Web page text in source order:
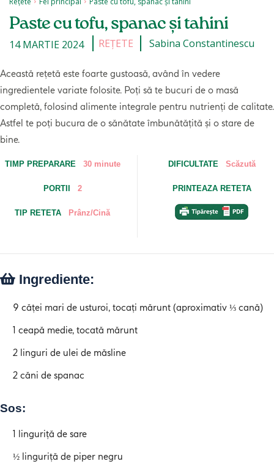
Paste cu tofu, spanac și tahini
14 MARTIE 2024 REȚETE Sabina Constantinescu
Această rețetă este foarte gustoasă, având în vedere
ingredientele variate folosite. Poți să te bucuri de o masă
completă, folosind alimente integrale pentru nutrienți de calitate.
Astfel te poți bucura de o sănătate îmbunătățită și o stare de
bine.
TIMP PREPARARE 30 minute
PORTII 2
TIP RETETA Prânz/Cină
DIFICULTATE Scăzută
PRINTEAZA RETETA
Ingrediente:
9 căței mari de usturoi, tocați mărunt (aproximativ ⅓ cană)
1 ceapă medie, tocată mărunt
2 linguri de ulei de măsline
2 căni de spanac
Sos:
1 linguriță de sare
½ linguriță de piper negru